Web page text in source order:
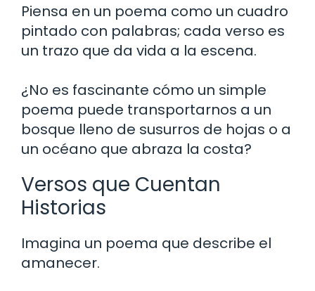
Piensa en un poema como un cuadro
pintado con palabras; cada verso es
un trazo que da vida a la escena.
¿No es fascinante cómo un simple
poema puede transportarnos a un
bosque lleno de susurros de hojas o a
un océano que abraza la costa?
Versos que Cuentan
Historias
Imagina un poema que describe el
amanecer.